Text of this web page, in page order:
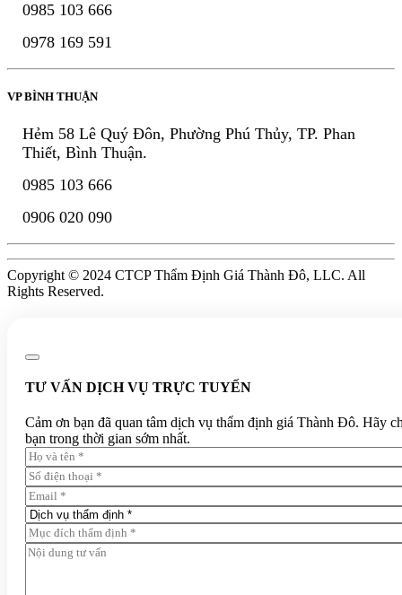
0985 103 666
0978 169 591
VP BÌNH THUẬN
Hẻm 58 Lê Quý Đôn, Phường Phú Thủy, TP. Phan
Thiết, Bình Thuận.
0985 103 666
0906 020 090
Copyright © 2024 CTCP Thẩm Định Giá Thành Đô, LLC. All
Rights Reserved.
TƯ VẤN DỊCH VỤ TRỰC TUYẾN
Cảm ơn bạn đã quan tâm dịch vụ thẩm định giá Thành Đô. Hãy
bạn trong thời gian sớm nhất.